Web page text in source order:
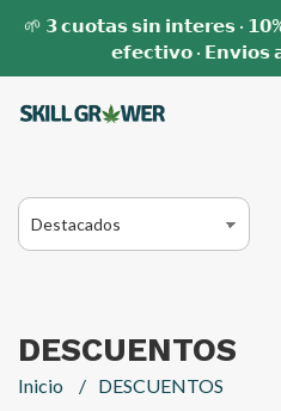
🌱 𝟯 𝗰𝘂𝗼𝘁𝗮𝘀 𝘀𝗶𝗻 𝗶𝗻𝘁𝗲𝗿𝗲𝘀 ·
𝗲𝗳𝗲𝗰𝘁𝗶𝘃𝗼 · 𝗘𝗻𝘃𝗶𝗼𝘀
DESCUENTOS
Inicio DESCUENTOS